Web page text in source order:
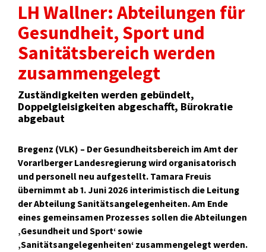
LH Wallner: Abteilungen für
Gesundheit, Sport und
Sanitätsbereich werden
zusammengelegt
Zuständigkeiten werden gebündelt,
Doppelgleisigkeiten abgeschafft, Bürokratie
abgebaut
Bregenz (VLK) – Der Gesundheitsbereich im Amt der
Vorarlberger Landesregierung wird organisatorisch
und personell neu aufgestellt. Tamara Freuis
übernimmt ab 1. Juni 2026 interimistisch die Leitung
der Abteilung Sanitätsangelegenheiten. Am Ende
eines gemeinsamen Prozesses sollen die Abteilungen
‚Gesundheit und Sport‘ sowie
‚Sanitätsangelegenheiten‘ zusammengelegt werden.